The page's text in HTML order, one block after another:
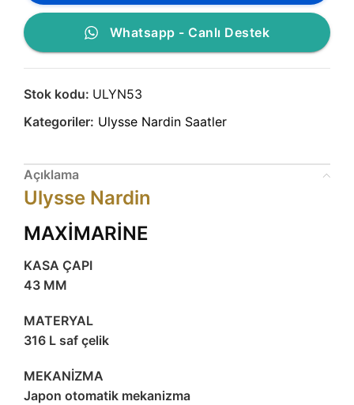
Whatsapp - Canlı Destek
Stok kodu: ULYN53
Kategoriler: Ulysse Nardin Saatler
Açıklama
Ulysse Nardin
MAXİMARİNE
KASA ÇAPI
43 MM
MATERYAL
316 L saf çelik
MEKANİZMA
Japon otomatik mekanizma